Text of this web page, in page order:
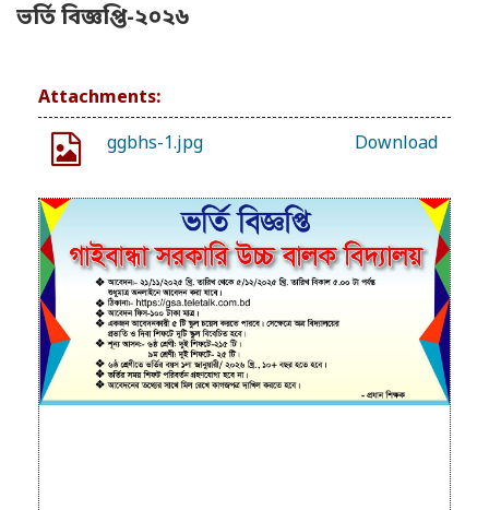
ভর্তি বিজ্ঞপ্তি-২০২৬
Attachments:
ggbhs-1.jpg
Download